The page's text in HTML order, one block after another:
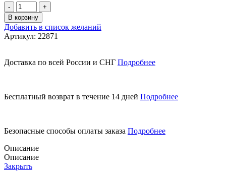
Количество
товара
Твидовый
жакет
В корзину
Добавить в список желаний
Артикул: 22871
Доставка по всей России и СНГ Подробнее
Бесплатный возврат в течение 14 дней Подробнее
Безопасные способы оплаты заказа Подробнее
Описание
Описание
Закрыть